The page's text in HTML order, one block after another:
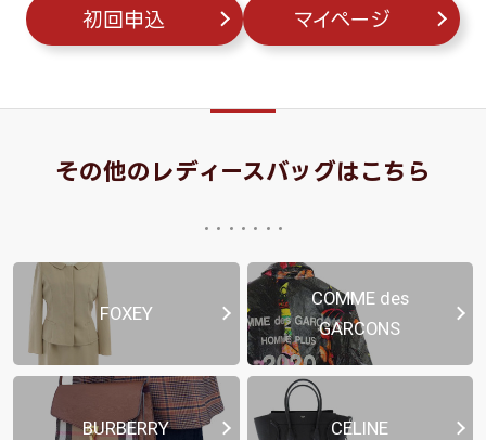
初回申込 マイページ
その他のレディースバッグはこちら
FOXEY
COMME des
GARCONS
BURBERRY CELINE